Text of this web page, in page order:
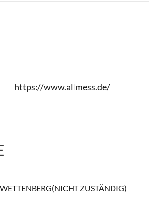
https://www.allmess.de/
ZUSTÄNDIG)